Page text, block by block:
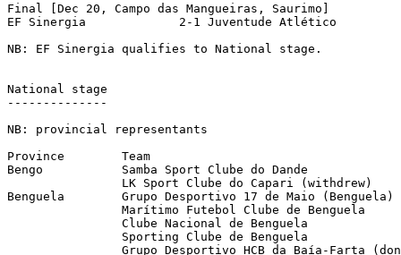
Final [Dec 20, Campo das Mangueiras, Saurimo]
EF Sinergia		2-1 Juventude Atlético
NB: EF Sinergia qualifies to National stage.
National stage
--------------
NB: provincial representants
Province	Team
Bengo		Samba Sport Clube do Dande
Benguela	Grupo Desportivo 17 de Maio (Benguela)